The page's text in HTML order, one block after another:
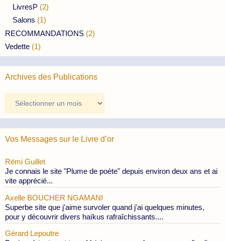
LivresP (2)
Salons (1)
RECOMMANDATIONS (2)
Vedette (1)
Archives des Publications
des
Publications
Vos Messages sur le Livre d’or
Rémi Guillet
Je connais le site "Plume de poète" depuis environ deux ans et ai
vite apprécié...
Axelle BOUCHER NGAMANI
Superbe site que j'aime survoler quand j'ai quelques minutes,
pour y découvrir divers haïkus rafraîchissants....
Gérard Lepoutre